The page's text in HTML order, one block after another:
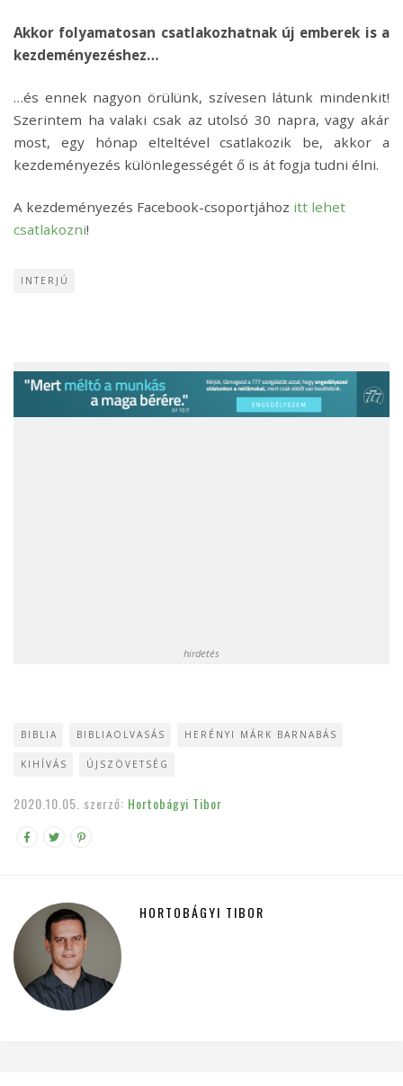
Akkor folyamatosan csatlakozhatnak új emberek is a
kezdeményezéshez…
…és ennek nagyon örülünk, szívesen látunk mindenkit!
Szerintem ha valaki csak az utolsó 30 napra, vagy akár
most, egy hónap elteltével csatlakozik be, akkor a
kezdeményezés különlegességét ő is át fogja tudni élni.
A kezdeményezés Facebook-csoportjához itt lehet
csatlakozni!
INTERJÚ
hirdetés
BIBLIA BIBLIAOLVASÁS HERÉNYI MÁRK BARNABÁS
KIHÍVÁS ÚJSZÖVETSÉG
2020.10.05. szerző: Hortobágyi Tibor
HORTOBÁGYI TIBOR